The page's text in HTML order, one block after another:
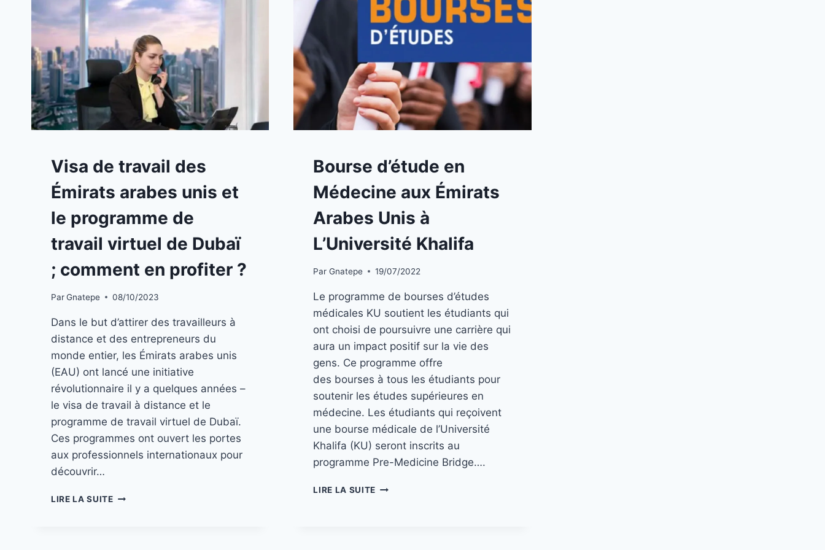
A
LA
UNE
Visa de travail des
Émirats arabes unis et
le programme de
travail virtuel de Dubaï
; comment en profiter ?
ParGnatepe 08/10/2023
Dans le but d’attirer des travailleurs à
distance et des entrepreneurs du
monde entier, les Émirats arabes unis
(EAU) ont lancé une initiative
révolutionnaire il y a quelques années –
le visa de travail à distance et le
programme de travail virtuel de Dubaï.
Ces programmes ont ouvert les portes
aux professionnels internationaux pour
découvrir…
LIRE LA SUITE
A
LA
Bourse d’étude en
Médecine aux Émirats
Arabes Unis à
L’Université Khalifa
Par Gnatepe 19/07/2022
Le programme de bourses d’études
médicales KU soutient les étudiants qui
ont choisi de poursuivre une carrière qui
aura un impact positif sur la vie des
gens. Ce programme offre
des bourses à tous les étudiants pour
soutenir les études supérieures en
médecine. Les étudiants qui reçoivent
une bourse médicale de l’Université
Khalifa (KU) seront inscrits au
programme Pre-Medicine Bridge….
LIRE LA SUITE